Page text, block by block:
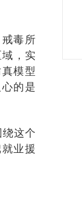
毒所
，实
模型
的是
这个
业援